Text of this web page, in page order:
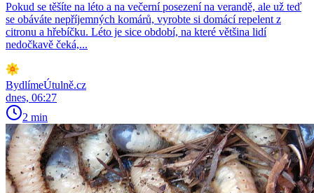
Pokud se těšíte na léto a na večerní posezení na verandě, ale už teď
se obáváte nepříjemných komárů, vyrobte si domácí repelent z
citronu a hřebíčku. Léto je sice období, na které většina lidí
nedočkavě čeká,...
BydlímeÚtulně.cz
dnes, 06:27
2 min